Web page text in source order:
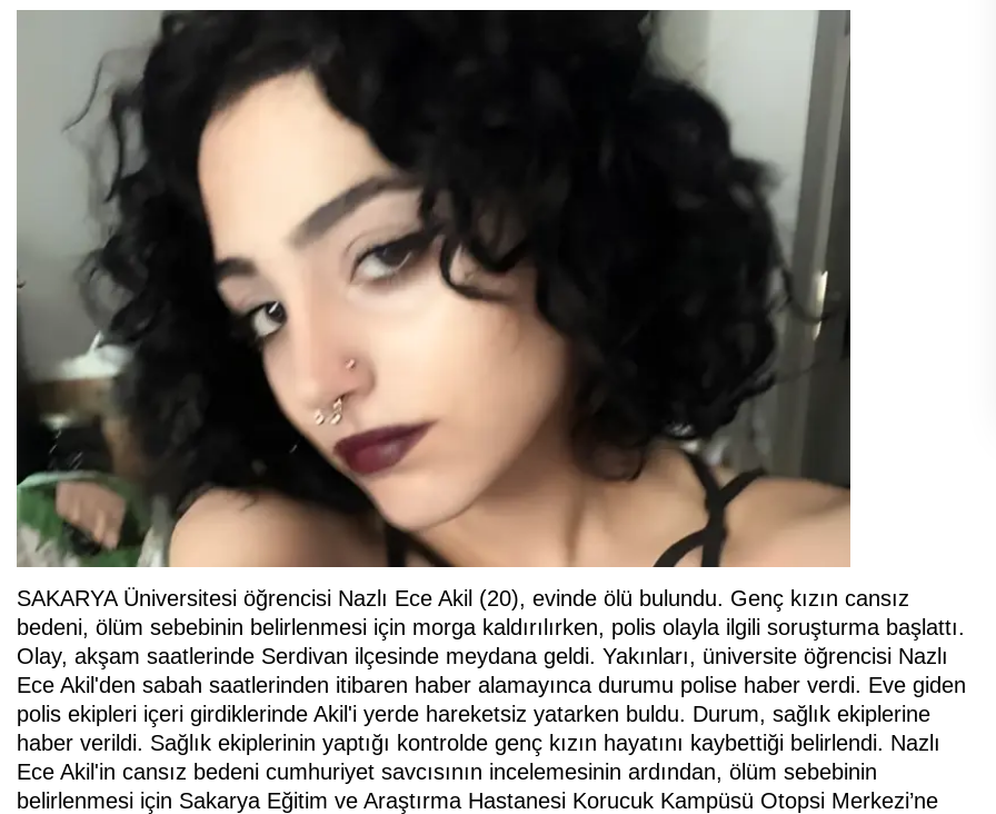
SAKARYA Üniversitesi öğrencisi Nazlı Ece Akil (20), evinde ölü bulundu. Genç kızın cansız
bedeni, ölüm sebebinin belirlenmesi için morga kaldırılırken, polis olayla ilgili soruşturma başlattı.
Olay, akşam saatlerinde Serdivan ilçesinde meydana geldi. Yakınları, üniversite öğrencisi Nazlı
Ece Akil'den sabah saatlerinden itibaren haber alamayınca durumu polise haber verdi. Eve giden
polis ekipleri içeri girdiklerinde Akil'i yerde hareketsiz yatarken buldu. Durum, sağlık ekiplerine
haber verildi. Sağlık ekiplerinin yaptığı kontrolde genç kızın hayatını kaybettiği belirlendi. Nazlı
Ece Akil'in cansız bedeni cumhuriyet savcısının incelemesinin ardından, ölüm sebebinin
belirlenmesi için Sakarya Eğitim ve Araştırma Hastanesi Korucuk Kampüsü Otopsi Merkezi’ne